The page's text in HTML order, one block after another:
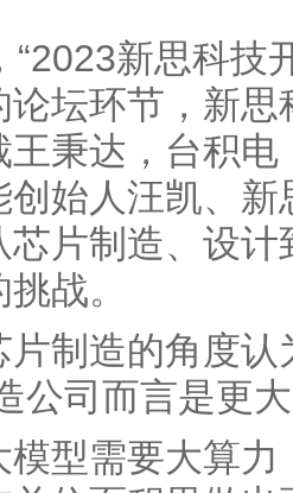
新思科技
论坛环节，新
王秉达，台积
创始人汪凯、
芯片制造、设
战。
造的角度认
公司而言是更
需要大算力